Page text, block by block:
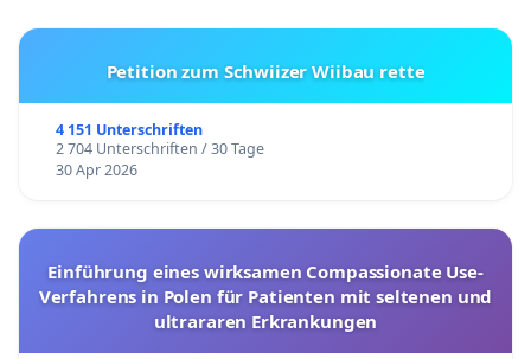
Petition zum Schwiizer Wiibau rette
4 151 Unterschriften
2 704 Unterschriften / 30 Tage
30 Apr 2026
Einführung eines wirksamen Compassionate Use-
Verfahrens in Polen für Patienten mit seltenen und
ultrararen Erkrankungen